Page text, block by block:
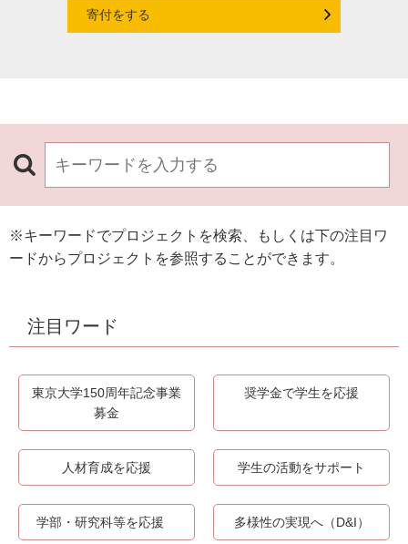
寄付をする
※キーワードでプロジェクトを検索、もしくは下の注目ワ
ードからプロジェクトを参照することができます。
注目ワード
東京大学150周年記念事業
募金
奨学金で学生を応援
人材育成を応援 学生の活動をサポート
学部・研究科等を応援 多様性の実現へ（D&I）